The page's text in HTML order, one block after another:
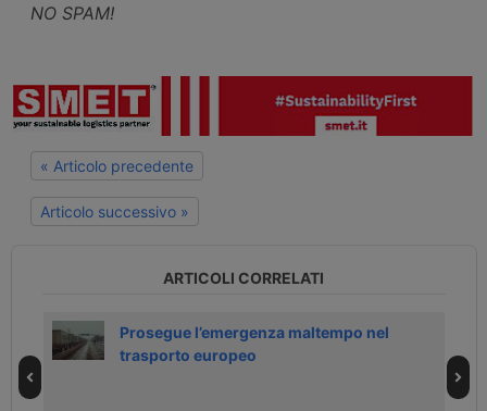
NO SPAM!
« Articolo precedente
Articolo successivo »
ARTICOLI CORRELATI
Prosegue l’emergenza maltempo nel
trasporto europeo